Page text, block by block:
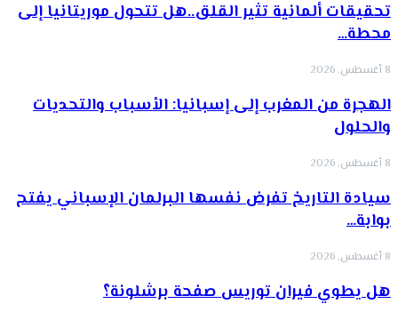
تحقيقات ألمانية تثير القلق..هل تتحول موريتانيا إلى
محطة…
8 أغسطس, 2026
الهجرة من المغرب إلى إسبانيا: الأسباب والتحديات
والحلول
8 أغسطس, 2026
سيادة التاريخ تفرض نفسها البرلمان الإسباني يفتح
بوابة…
8 أغسطس, 2026
هل يطوي فيران توريس صفحة برشلونة؟